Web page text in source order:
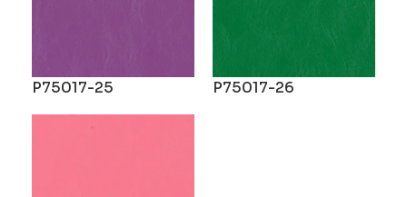
P75017-25 P75017-26